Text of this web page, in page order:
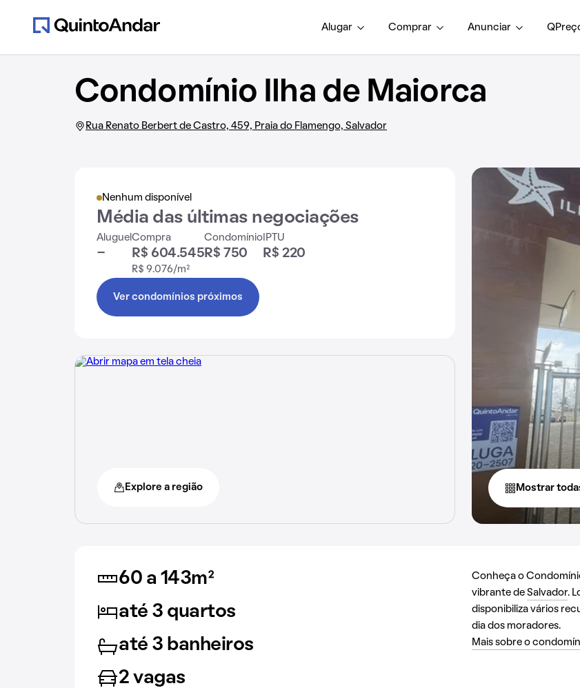
Alugar Comprar Anunciar
Condomínio Ilha de Maiorca
Rua Renato Berbert de Castro, 459, Praia do Flamengo, Salvador
Nenhum disponível
Média das últimas negociações
Aluguel
-
Compra
R$ 604.545
R$ 9.076/m²
Condomínio
R$ 750
IPTU
R$ 220
Ver condomínios próximos
Explore a região Mostrar
60 a 143m²
até 3 quartos
até 3 banheiros
2 vagas
Conheça o
vibrante de Salvador.
disponibiliza vários
dia dos moradores.
Mais sobre o